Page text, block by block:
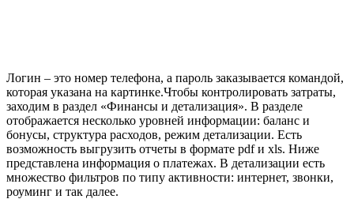
Логин – это номер телефона, а пароль заказывается командой,
которая указана на картинке.Чтобы контролировать затраты,
заходим в раздел «Финансы и детализация». В разделе
отображается несколько уровней информации: баланс и
бонусы, структура расходов, режим детализации. Есть
возможность выгрузить отчеты в формате pdf и xls. Ниже
представлена информация о платежах. В детализации есть
множество фильтров по типу активности: интернет, звонки,
роуминг и так далее.